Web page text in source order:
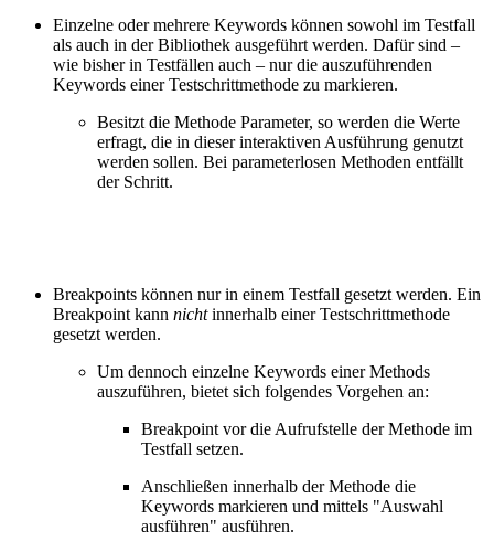
Einzelne oder mehrere Keywords können sowohl im Testfall
als auch in der Bibliothek ausgeführt werden. Dafür sind –
wie bisher in Testfällen auch – nur die auszuführenden
Keywords einer Testschrittmethode zu markieren.
Besitzt die Methode Parameter, so werden die Werte
erfragt, die in dieser interaktiven Ausführung genutzt
werden sollen. Bei parameterlosen Methoden entfällt
der Schritt.
Breakpoints können nur in einem Testfall gesetzt werden. Ein
Breakpoint kann nichtinnerhalb einer Testschrittmethode
gesetzt werden.
Um dennoch einzelne Keywords einer Methods
auszuführen, bietet sich folgendes Vorgehen an:
Breakpoint vor die Aufrufstelle der Methode im
Testfall setzen.
Anschließen innerhalb der Methode die
Keywords markieren und mittels "Auswahl
ausführen" ausführen.